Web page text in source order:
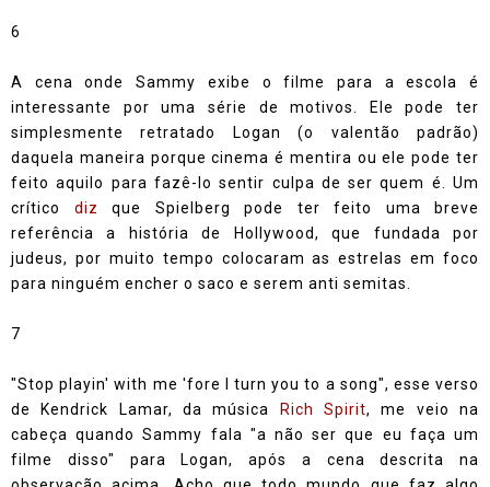
6
A cena onde Sammy exibe o filme para a escola é
interessante por uma série de motivos. Ele pode ter
simplesmente retratado Logan (o valentão padrão)
daquela maneira porque cinema é mentira ou ele pode ter
feito aquilo para fazê-lo sentir culpa de ser quem é. Um
crítico diz que Spielberg pode ter feito uma breve
referência a história de Hollywood, que fundada por
judeus, por muito tempo colocaram as estrelas em foco
para ninguém encher o saco e serem anti semitas.
7
"Stop playin' with me 'fore I turn you to a song", esse verso
de Kendrick Lamar, da música
Rich Spirit, me veio na
cabeça quando Sammy fala "a não ser que eu faça um
filme disso" para Logan, após a cena descrita na